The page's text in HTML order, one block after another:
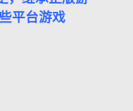
平台游戏